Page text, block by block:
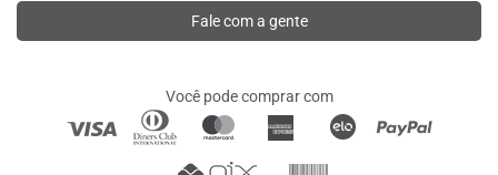
Fale com a gente
Você pode comprar com